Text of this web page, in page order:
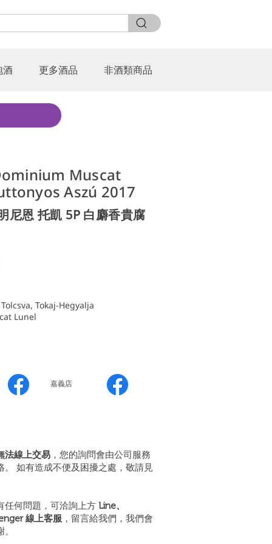
酒 更多酒品 非酒類商品
Muscat
Aszú 2017
尼恩 托凱 5P 白麝香貴腐
Tokaj-Hegyalja
Lunel
嘉義店
法線上交易 ，您的詢問會由公司服務
。 如有造成不便及困擾之處，敬請見
任何問題，可洽詢上方 Line、
線上客服 ，留言給我們，我們會